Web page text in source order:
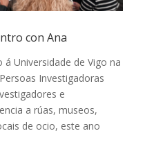
con Ana
Universidade de Vigo na
Investigadoras
e
a rúas, museos,
de ocio, este ano